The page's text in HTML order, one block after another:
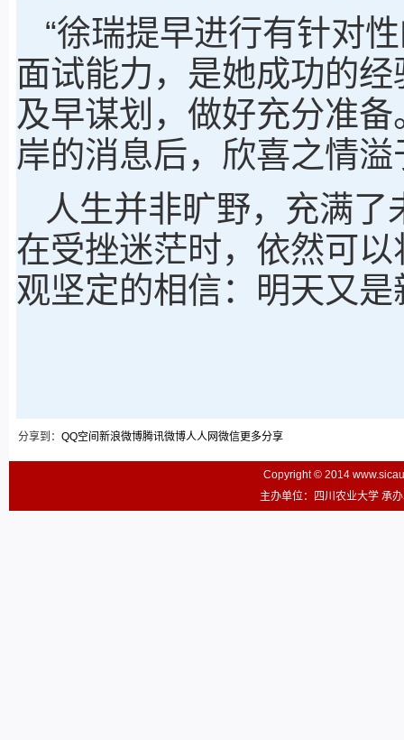
“徐瑞提早进行有针对
面试能力，是她成功的
及早谋划，做好充分准
岸的消息后，欣喜之情溢
人生并非旷野，充满
在受挫迷茫时，依然可
观坚定的相信：明天又
分享到： QQ空间 新浪微博腾讯微博人人网微信更多分享
Copyright © 2014
主办单位：四川农业大学 承